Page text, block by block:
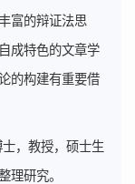
富的辩证法思
成特色的文章学
的构建有重要借
，教授，硕士生
理研究。